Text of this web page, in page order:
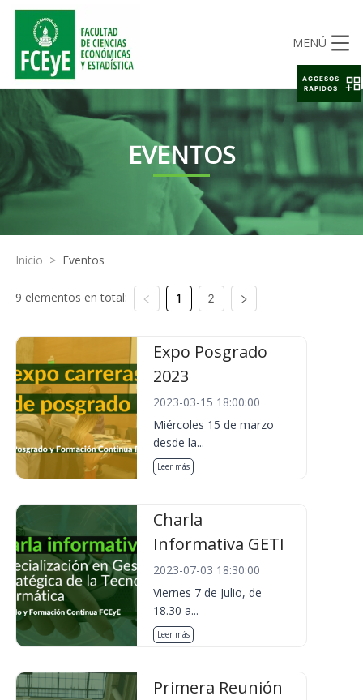
MENÚ
EVENTOS
Inicio > Eventos
9 elementos en total: 1 2
Expo Posgrado
2023
2023-03-15 18:00:00
Miércoles 15 de marzo
desde la...
Leer más
Charla
Informativa GETI
2023-07-03 18:30:00
Viernes 7 de Julio, de
18.30 a...
Leer más
Primera Reunión
ACCESOS
RAPIDOS